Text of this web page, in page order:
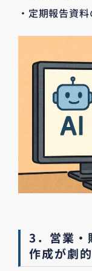
・定期報告資
3．営業・
作成が劇